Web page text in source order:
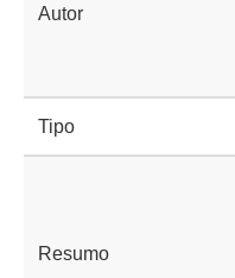
Autor
Tipo
Resumo